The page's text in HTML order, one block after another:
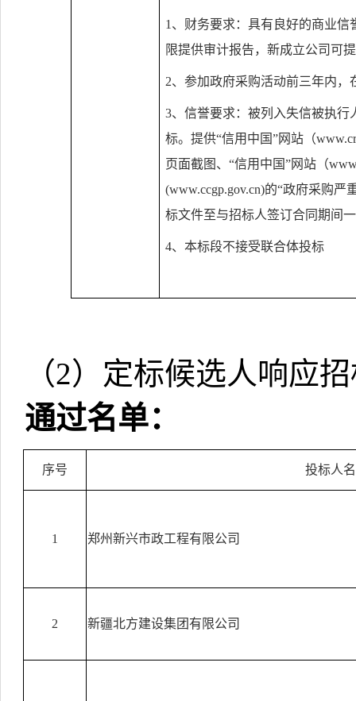
1 、财务要求：具有良好的商业
限提供审计报告，新成立公司可
2、参加政府采购活动前三年内
3、信誉要求：被列入失信被执行
标。提供“信用中国”网站（
页面截图、“信用中国”网站（
(www.ccgp.gov.cn)的“政府采购严
标文件至与招标人签订合同期间
4、本标段不接受联合体投标
（2）定标候选人响应
通过名单：
序号 投标人
1 郑州新兴市政工程有限公司
2 新疆北方建设集团有限公司